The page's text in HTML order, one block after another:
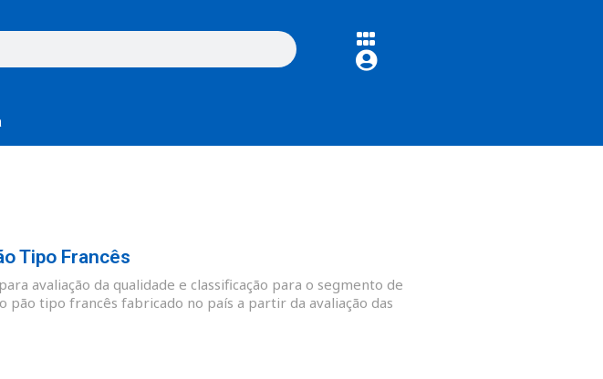
Tipo Francês
avaliação da qualidade e classificação para o segmento de
tipo francês fabricado no país a partir da avaliação das